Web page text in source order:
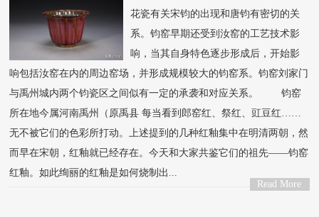
花瓷有关宋钧的出现和唐钧有密切的关
系。钧窑早期还受到汝窑的工艺技术影
响，当其自身特色逐步形成后，开始影
响包括汝窑在内的周边窑场，并形成规模较大的钧窑系。钧窑刘家门
与禹州城内两个钧瓷区之间似有一定的承袭和对应关系。 钧窑
所在地今属河南禹州（原禹县 每当看到郎窑红、祭红、豇豆红……
无不被它们的色彩所打动。上述提到的几种红釉集中在明清两朝，然
而早在宋朝，红釉就已经存在。今天和大家共鉴它们的祖先——钧窑
红釉。如此绚丽的红釉是如何烧制出...
Read More